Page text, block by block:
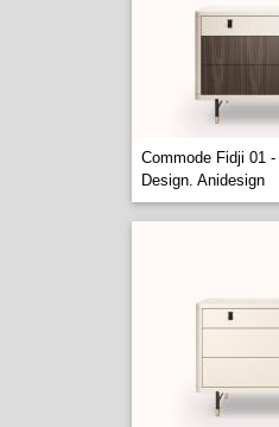
Commode Fidji 01 -
Design. Anidesign